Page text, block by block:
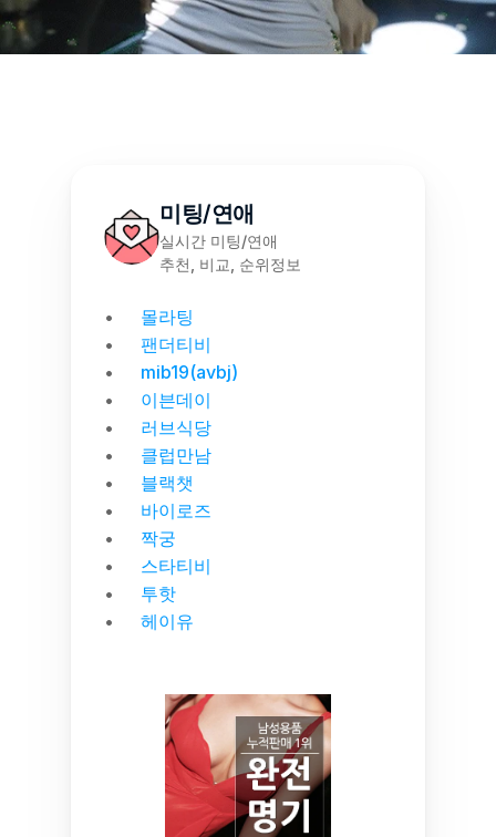
미팅/연애
실시간 미팅/연애
추천, 비교, 순위정보
몰라팅
팬더티비
mib19(avbj)
이븐데이
러브식당
클럽만남
블랙챗
바이로즈
짝궁
스타티비
투핫
헤이유